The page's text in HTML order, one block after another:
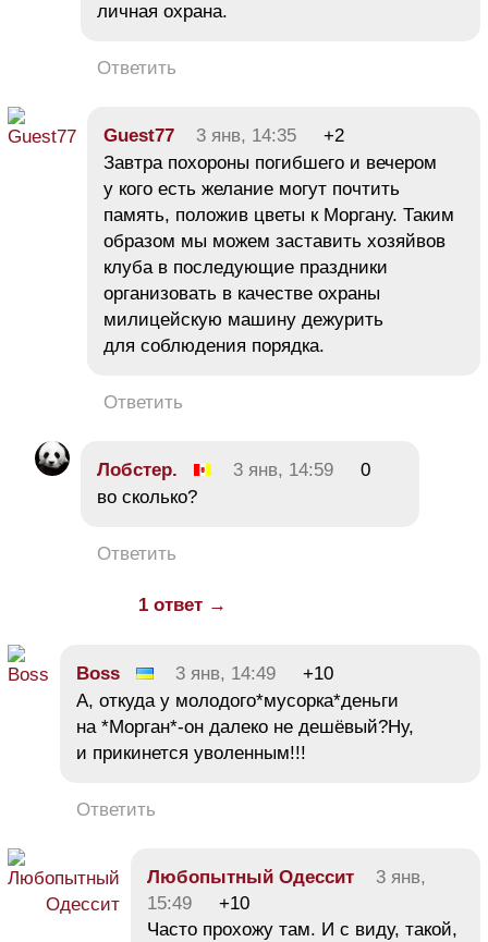
личная охрана.
Ответить
Guest77 3 янв, 14:35
+2
Завтра похороны погибшего и вечером
у кого есть желание могут почтить
память, положив цветы к Моргану. Таким
образом мы можем заставить хозяйвов
клуба в последующие праздники
организовать в качестве охраны
милицейскую машину дежурить
для соблюдения порядка.
Ответить
Лобстер. 3 янв, 14:59
0
во сколько?
Ответить
1 ответ →
Boss 3 янв, 14:49
+10
А, откуда у молодого*мусорка*деньги
на *Морган*-он далеко не дешёвый?Ну,
и прикинется уволенным!!!
Ответить
Любопытный Одессит
3 янв,
15:49
+10
Часто прохожу там. И с виду, такой,